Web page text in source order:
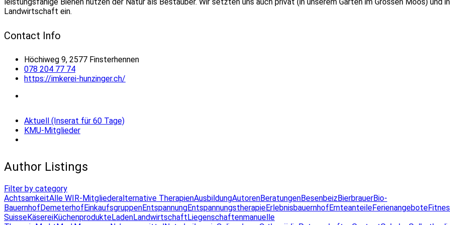
Landwirtschaft ein.
Contact Info
Höchiweg 9, 2577 Finsterhennen
078 204 77 74
https://imkerei-hunzinger.ch/
Aktuell (Inserat für 60 Tage)
KMU-Mitglieder
Author Listings
Filter by category
AchtsamkeitAlle WIR-Mitgliederalternative TherapienAusbildungAutorenBeratungenBesenbeizBierbrauerBio-
BauernhofDemeterhofEinkaufsgruppenEntspannungEntspannungstherapieErlebnisbauernhofErnteanteileFerienangebote
SuisseKäsereiKüchenprodukteLadenLandwirtschaftLiegenschaftenmanuelle